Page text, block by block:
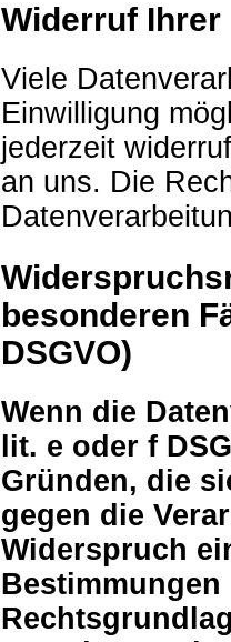
Widerruf
Viele
Einwilligung
jederzeit
an uns. Die
besonderen
DSGVO)
Wenn die
lit. e oder f
Gründen, die
gegen die
Widerspruch